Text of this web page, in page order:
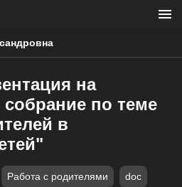
на
собрание по теме
в
Работа с родителями doc